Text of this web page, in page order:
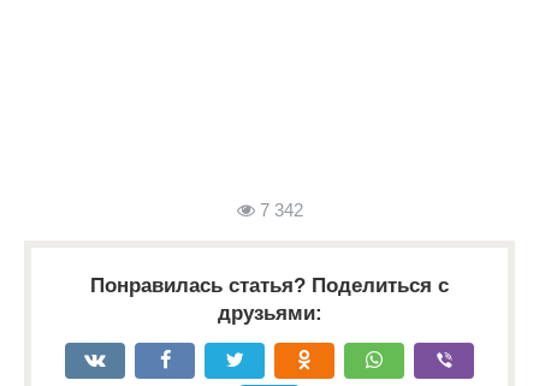
7 342
Понравилась статья? Поделиться с
друзьями: